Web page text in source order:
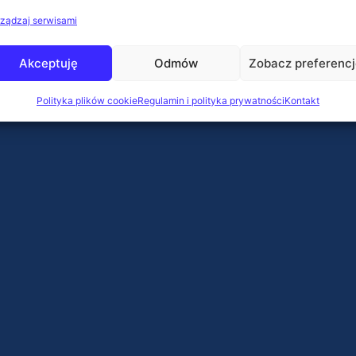
serwisami
Akceptuję Odmów Zobacz
Polityka plików cookieRegulamin i polityka prywatnościKontakt